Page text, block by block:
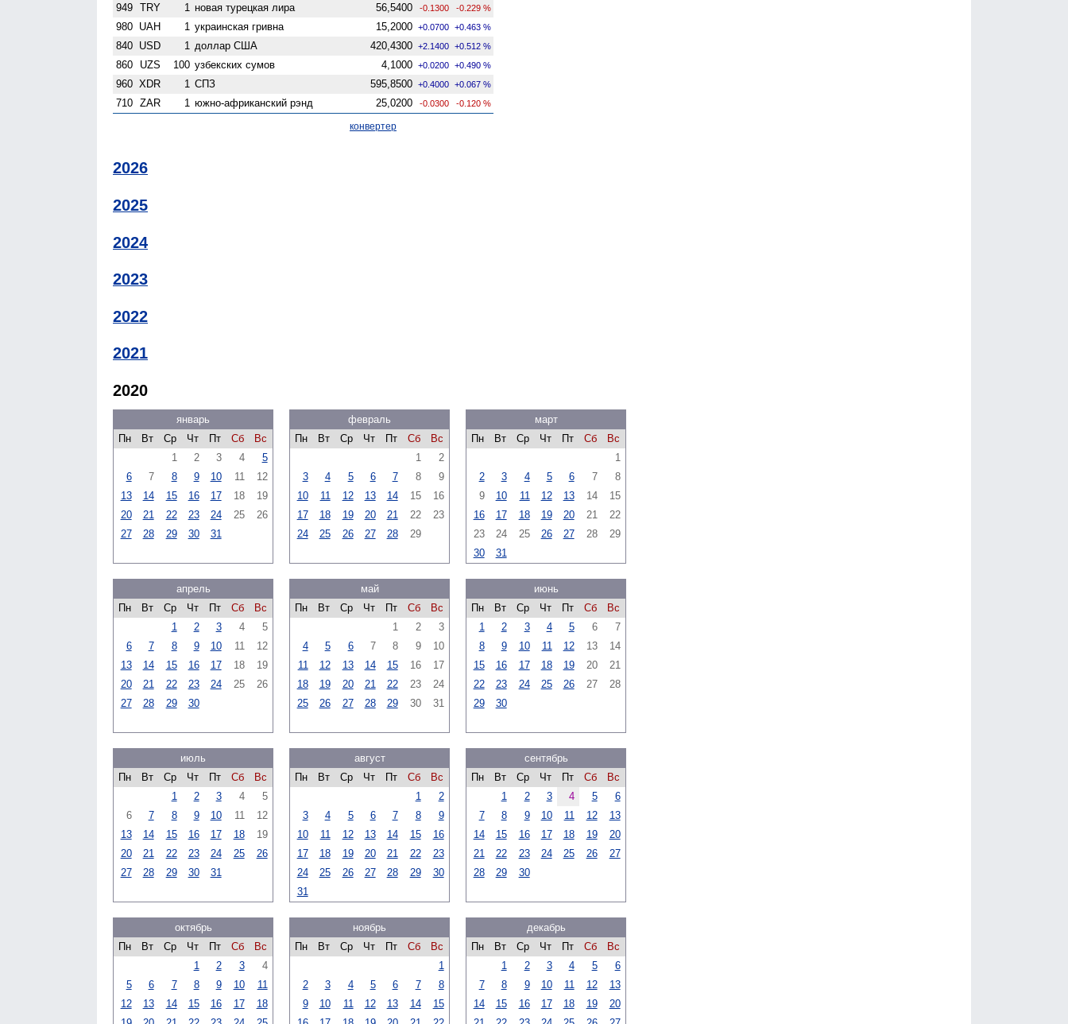
949 TRY 1 новая турецкая лира 56,5400 -0.1300 -0.229 %
980 UAH 1 украинская гривна 15,2000 +0.0700 +0.463 %
840 USD 1 доллар США 420,4300 +2.1400 +0.512 %
860 UZS 100 узбекских сумов 4,1000 +0.0200 +0.490 %
960 XDR 1 СПЗ 595,8500 +0.4000 +0.067 %
710 ZAR 1 южно-африканский рэнд 25,0200 -0.0300 -0.120 %
конвертер
2026
2025
2024
2023
2022
2021
2020
январь
Пн
Вт Ср Чт Пт Сб
Вс
1
2 3 4
5
6
7 8 9 10 11
12
13
14 15 16 17 18
19
20
21 22 23 24 25
26
27
28 29 30 31
февраль
Пн
Вт Ср Чт Пт Сб
Вс
1
2
3
4 5 6 7 8
9
10
11 12 13 14 15
16
17
18 19 20 21 22
23
24
25 26 27 28 29
март
Пн
Вт Ср Чт Пт Сб
Вс
1
2
3 4 5 6 7
8
9
10 11 12 13 14
15
16
17 18 19 20 21
22
23
24 25 26 27 28
29
30
31
апрель
Пн
Вт Ср Чт Пт Сб
Вс
1
2 3 4
5
6
7 8 9 10 11
12
13
14 15 16 17 18
19
20
21 22 23 24 25
26
27
28 29 30
май
Пн
Вт Ср Чт Пт Сб
Вс
1
2
3
4
5 6 7 8 9
10
11
12 13 14 15 16
17
18
19 20 21 22 23
24
25
26 27 28 29 30 31
июнь
Пн
Вт Ср Чт Пт Сб
Вс
1
2 3 4 5 6
7
8
9 10 11 12 13
14
15
16 17 18 19 20
21
22
23 24 25 26 27
28
29
30
июль
Пн
Вт Ср Чт Пт Сб
Вс
1
2 3 4
5
6
7 8 9 10 11
12
13
14 15 16 17 18
19
20
21 22 23 24 25
26
27
28 29 30 31
август
Пн
Вт Ср Чт Пт Сб
Вс
1
2
3
4 5 6 7 8
9
10
11 12 13 14 15
16
17
18 19 20 21 22
23
24
25 26 27 28 29
30
31
сентябрь
Пн
Вт Ср Чт Пт Сб
Вс
1
2 3 4 5
6
7
8 9 10 11 12
13
14
15 16 17 18 19
20
21
22 23 24 25 26
27
28
29 30
октябрь
Пн
Вт Ср Чт Пт Сб
Вс
1
2 3
4
5
6 7 8 9 10
11
12
13 14 15 16 17
18
ноябрь
Пн
Вт Ср Чт Пт Сб
Вс
1
2
3 4 5 6 7
8
9
10 11 12 13 14
15
декабрь
Пн
Вт Ср Чт Пт Сб
Вс
1
2 3 4 5
6
7
8 9 10 11 12
13
14
15 16 17 18 19
20